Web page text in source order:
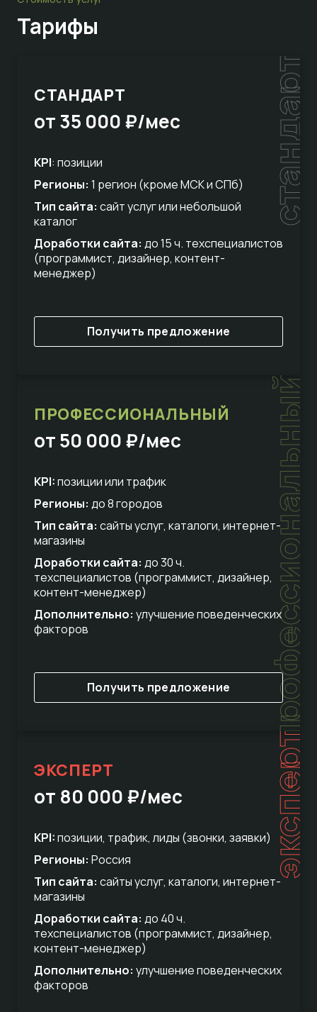
Тарифы
стандарт
СТАНДАРТ
от 35 000 ₽/мес
KPI: позиции
Регионы: 1 регион (кроме МСК и СПб)
Тип сайта: сайт услуг или небольшой
каталог
Доработки сайта: до 15 ч. техспециалистов
(программист, дизайнер, контент-
менеджер)
Получить предложение
профессиональный
ПРОФЕССИОНАЛЬНЫЙ
от 50 000 ₽/мес
KPI:позиции или трафик
Регионы: до 8 городов
Тип сайта: сайты услуг, каталоги, интернет-
магазины
Доработки сайта: до 30 ч.
техспециалистов (программист, дизайнер,
контент-менеджер)
Дополнительно: улучшение поведенческих
факторов
Получить предложение
эксперт
ЭКСПЕРТ
от 80 000 ₽/мес
KPI:позиции, трафик, лиды (звонки, заявки)
Регионы: Россия
Тип сайта: сайты услуг, каталоги, интернет-
магазины
Доработки сайта: до 40 ч.
техспециалистов (программист, дизайнер,
контент-менеджер)
Дополнительно: улучшение поведенческих
факторов